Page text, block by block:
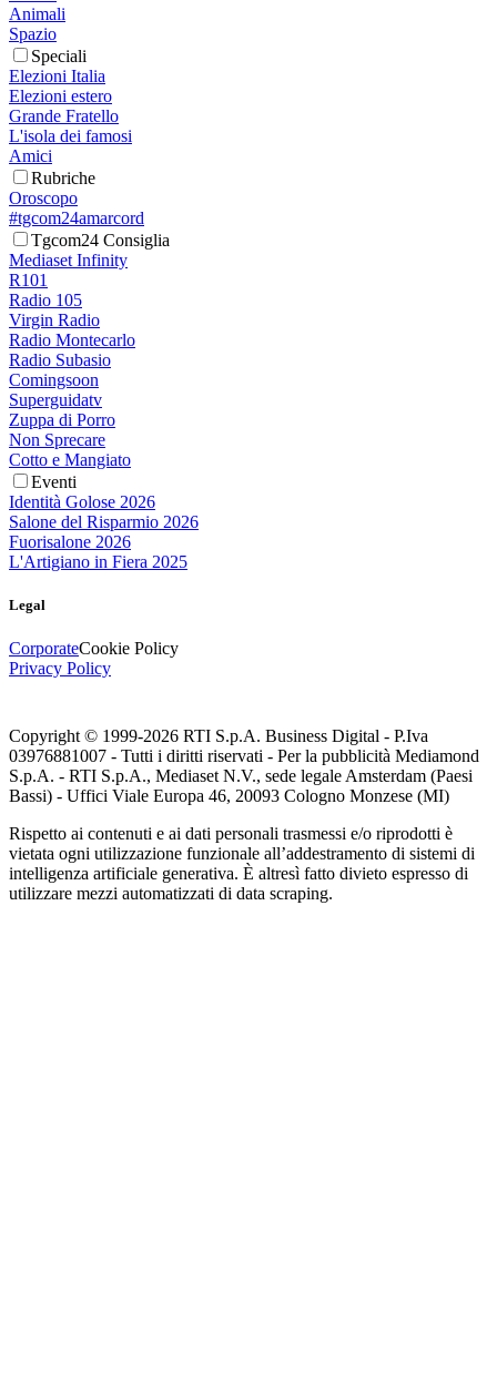
Animali
Spazio
Speciali
Elezioni Italia
Elezioni estero
Grande Fratello
L'isola dei famosi
Amici
Rubriche
Oroscopo
#tgcom24amarcord
Tgcom24 Consiglia
Mediaset Infinity
R101
Radio 105
Virgin Radio
Radio Montecarlo
Radio Subasio
Comingsoon
Superguidatv
Zuppa di Porro
Non Sprecare
Cotto e Mangiato
Eventi
Identità Golose 2026
Salone del Risparmio 2026
Fuorisalone 2026
L'Artigiano in Fiera 2025
Legal
CorporateCookie Policy
Privacy Policy
Copyright © 1999-2026 RTI S.p.A. Business Digital - P.Iva
03976881007 - Tutti i diritti riservati - Per la pubblicità Mediamond
S.p.A. - RTI S.p.A., Mediaset N.V., sede legale Amsterdam (Paesi
Bassi) - Uffici Viale Europa 46, 20093 Cologno Monzese (MI)
Rispetto ai contenuti e ai dati personali trasmessi e/o riprodotti è
vietata ogni utilizzazione funzionale all’addestramento di sistemi di
intelligenza artificiale generativa. È altresì fatto divieto espresso di
utilizzare mezzi automatizzati di data scraping.